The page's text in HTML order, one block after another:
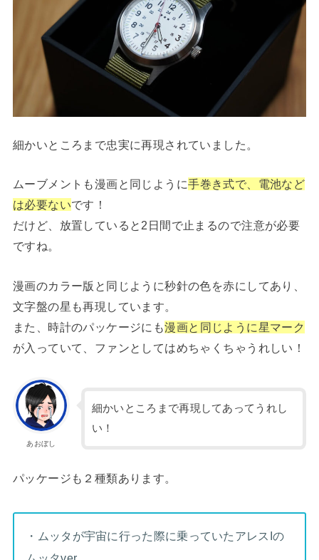
細かいところまで忠実に再現されていました。
ムーブメントも漫画と同じように手巻き式で、電池など
は必要ないです！
だけど、放置していると2日間で止まるので注意が必要
ですね。
漫画のカラー版と同じように秒針の色を赤にしてあり、
文字盤の星も再現しています。
また、時計のパッケージにも漫画と同じように星マーク
が入っていて、ファンとしてはめちゃくちゃうれしい！
あおぼし
細かいところまで再現してあってうれし
い！
パッケージも２種類あります。
・ムッタが宇宙に行った際に乗っていたアレスIの